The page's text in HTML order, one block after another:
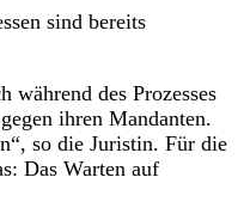
sind bereits
während des Prozesses
ihren Mandanten.
so die Juristin. Für die
Das Warten auf